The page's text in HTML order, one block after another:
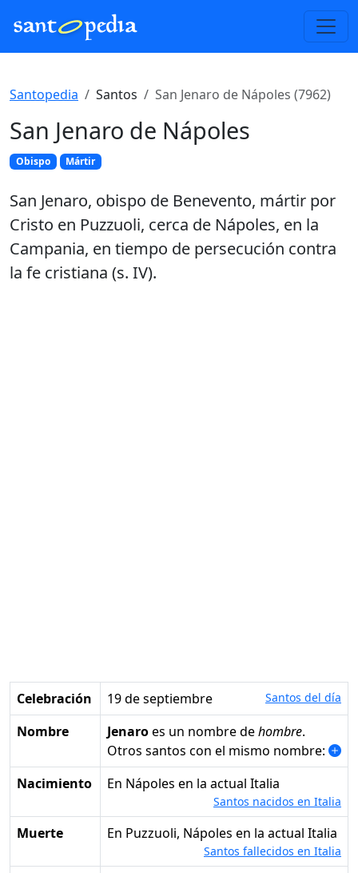
Santopedia Santos San Jenaro de Nápoles (7962)
San Jenaro de Nápoles
Obispo Mártir
San Jenaro, obispo de Benevento, mártir por
Cristo en Puzzuoli, cerca de Nápoles, en la
Campania, en tiempo de persecución contra
la fe cristiana (s. IV).
Celebración 19 de septiembre Santos del día
Nombre Jenaroes un nombre dehombre.
Otros santos con el mismo nombre:
Nacimiento
en Nápoles en la actual Italia
Santos nacidos en Italia
Muerte en Puzzuoli, Nápoles en la actual Italia
Santos fallecidos en Italia